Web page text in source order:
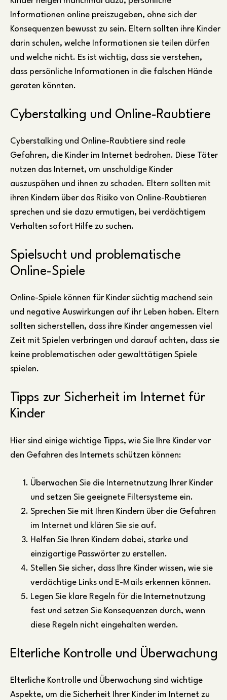
Informationen online preiszugeben, ohne sich der
Konsequenzen bewusst zu sein. Eltern sollten ihre Kinder
darin schulen, welche Informationen sie teilen dürfen
und welche nicht. Es ist wichtig, dass sie verstehen,
dass persönliche Informationen in die falschen Hände
geraten könnten.
Cyberstalking und Online-Raubtiere
Cyberstalking und Online-Raubtiere sind reale
Gefahren, die Kinder im Internet bedrohen. Diese Täter
nutzen das Internet, um unschuldige Kinder
auszuspähen und ihnen zu schaden. Eltern sollten mit
ihren Kindern über das Risiko von Online-Raubtieren
sprechen und sie dazu ermutigen, bei verdächtigem
Verhalten sofort Hilfe zu suchen.
Spielsucht und problematische
Online-Spiele
Online-Spiele können für Kinder süchtig machend sein
und negative Auswirkungen auf ihr Leben haben. Eltern
sollten sicherstellen, dass ihre Kinder angemessen viel
Zeit mit Spielen verbringen und darauf achten, dass sie
keine problematischen oder gewalttätigen Spiele
spielen.
Tipps zur Sicherheit im Internet für
Kinder
Hier sind einige wichtige Tipps, wie Sie Ihre Kinder vor
den Gefahren des Internets schützen können:
Überwachen Sie die Internetnutzung Ihrer Kinder
und setzen Sie geeignete Filtersysteme ein.
Sprechen Sie mit Ihren Kindern über die Gefahren
im Internet und klären Sie sie auf.
Helfen Sie Ihren Kindern dabei, starke und
einzigartige Passwörter zu erstellen.
Stellen Sie sicher, dass Ihre Kinder wissen, wie sie
verdächtige Links und E-Mails erkennen können.
Legen Sie klare Regeln für die Internetnutzung
fest und setzen Sie Konsequenzen durch, wenn
diese Regeln nicht eingehalten werden.
Elterliche Kontrolle und Überwachung
Elterliche Kontrolle und Überwachung sind wichtige
Aspekte, um die Sicherheit Ihrer Kinder im Internet zu